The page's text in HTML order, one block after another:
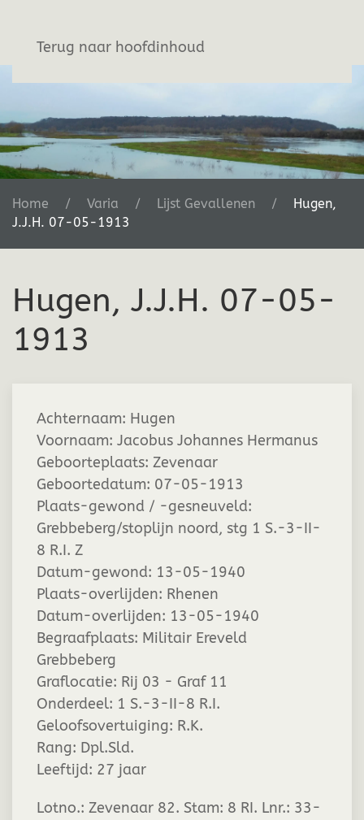
Terug naar hoofdinhoud
Home Varia Lijst Gevallenen
Hugen,
J.J.H. 07-05-1913
Hugen, J.J.H. 07-05-
1913
Achternaam: Hugen
Voornaam: Jacobus Johannes Hermanus
Geboorteplaats: Zevenaar
Geboortedatum: 07-05-1913
Plaats-gewond / -gesneuveld:
Grebbeberg/stoplijn noord, stg 1 S.-3-II-
8 R.I. Z
Datum-gewond: 13-05-1940
Plaats-overlijden: Rhenen
Datum-overlijden: 13-05-1940
Begraafplaats: Militair Ereveld
Grebbeberg
Graflocatie: Rij 03 - Graf 11
Onderdeel: 1 S.-3-II-8 R.I.
Geloofsovertuiging: R.K.
Rang: Dpl.Sld.
Leeftijd: 27 jaar
Lotno.: Zevenaar 82. Stam: 8 RI. Lnr.: 33-